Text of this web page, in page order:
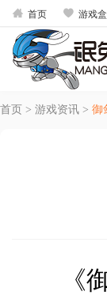
 首页  游戏
首页 > 游戏资讯 > 御
《